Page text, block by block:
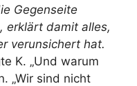
Gegenseite
erklärt damit alles,
verunsichert hat.
K. „Und warum
„Wir sind nicht